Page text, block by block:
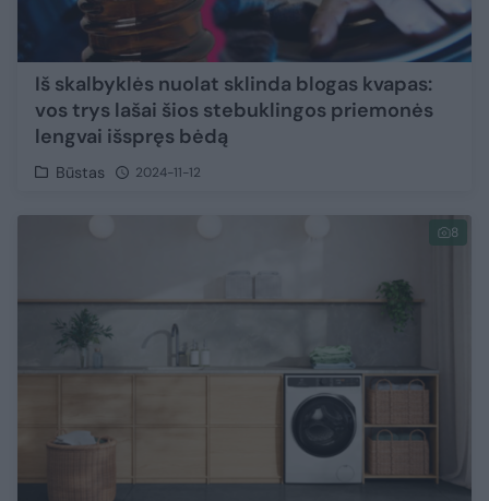
Iš skalbyklės nuolat sklinda blogas kvapas:
vos trys lašai šios stebuklingos priemonės
lengvai išspręs bėdą
Būstas 2024-11-12
8